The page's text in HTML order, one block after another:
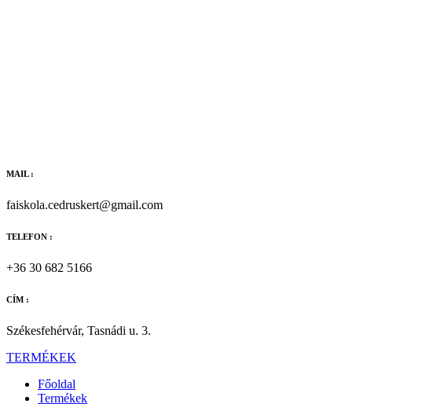
MAIL :
faiskola.cedruskert@gmail.com
TELEFON :
+36 30 682 5166
CÍM :
Székesfehérvár, Tasnádi u. 3.
TERMÉKEK
Főoldal
Termékek